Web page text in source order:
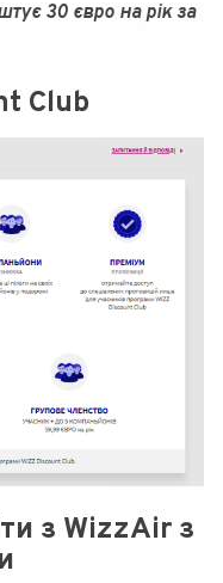
30 євро на рік за
Club
з WizzAir з